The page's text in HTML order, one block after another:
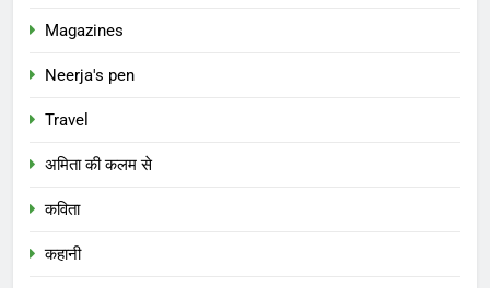
Magazines
Neerja's pen
Travel
अमिता की कलम से
कविता
कहानी